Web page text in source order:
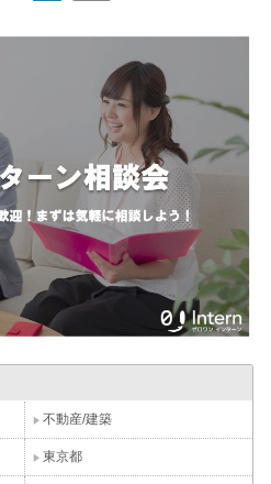
不動産/建築
東京都